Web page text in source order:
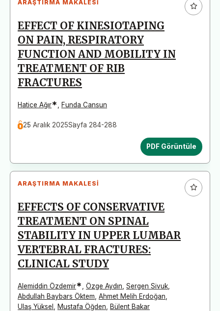
ARAŞTIRMA MAKALESI
EFFECT OF KINESIOTAPING
ON PAIN, RESPIRATORY
FUNCTION AND MOBILITY IN
TREATMENT OF RIB
FRACTURES
Hatice Ağır* Funda Cansun
25 Aralık 2025Sayfa 284-288
PDF Görüntüle
ARAŞTIRMA MAKALESI
EFFECTS OF CONSERVATIVE
TREATMENT ON SPINAL
STABILITY IN UPPER LUMBAR
VERTEBRAL FRACTURES:
CLINICAL STUDY
Alemiddin Özdemir* Özge Aydın Sergen Sivuk
Abdullah Baybars Öktem Ahmet Melih Erdoğan
Ulaş Yüksel
Mustafa Öğden Bülent Bakar